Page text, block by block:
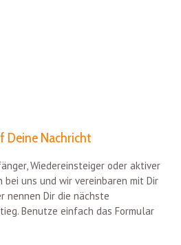
Deine Nachricht
Wiedereinsteiger oder aktiver
bei uns und wir vereinbaren mit Dir
nennen Dir die nächste
Benutze einfach das Formular